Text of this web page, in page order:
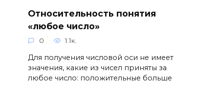
Относительность понятия
«любое число»
0 1.1к.
Для получения числовой оси не имеет
значения, какие из чисел приняты за
любое число: положительные больше